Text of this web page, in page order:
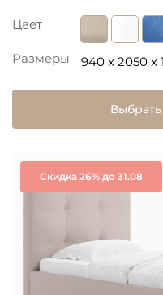
Цвет
Размеры 940 x 2050 x
Скидка 26% до 31.08